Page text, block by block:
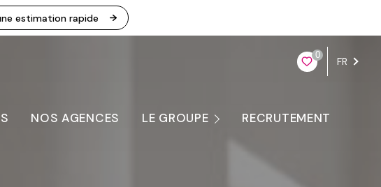
estimation rapide
0
FR
NOS AGENCES LE GROUPE RECRUTEMENT